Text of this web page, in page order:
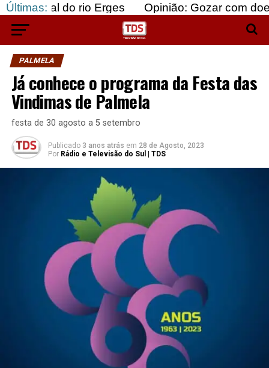
Últimas:
do rio Erges Opinião: Gozar com doentes e
PALMELA
Já conhece o programa da Festa das
Vindimas de Palmela
festa de 30 agosto a 5 setembro
Publicado 3 anos atrás em 28 de Agosto, 2023
Por Rádio e Televisão do Sul | TDS